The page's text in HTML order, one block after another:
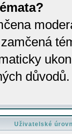
důvodů.
Uživatelské